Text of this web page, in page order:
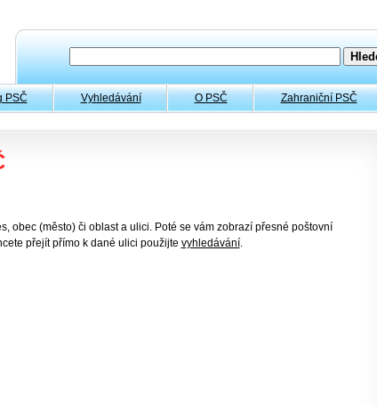
PSČ Vyhledávání O PSČ Zahraniční PSČ
obec (město) či oblast a ulici. Poté se vám zobrazí přesné poštovní
přejít přímo k dané ulici použijte vyhledávání.